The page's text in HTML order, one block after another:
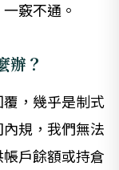
竅不通。
辦？
，幾乎是制式
規，我們無法
戶餘額或持倉